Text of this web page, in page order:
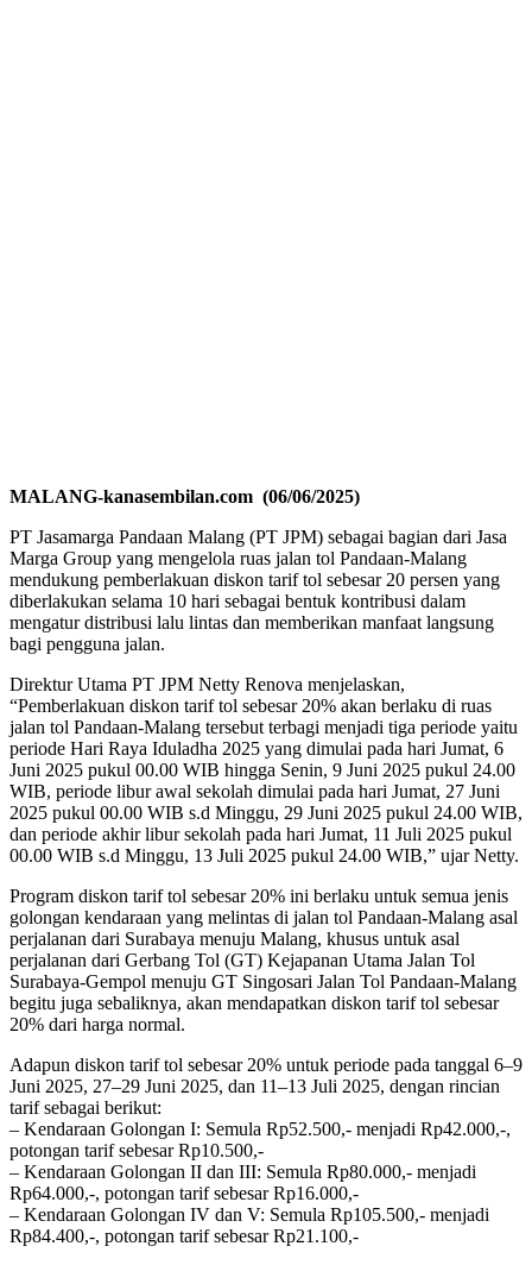
MALANG-kanasembilan.com (06/06/2025)
PT Jasamarga Pandaan Malang (PT JPM) sebagai bagian dari Jasa
Marga Group yang mengelola ruas jalan tol Pandaan-Malang
mendukung pemberlakuan diskon tarif tol sebesar 20 persen yang
diberlakukan selama 10 hari sebagai bentuk kontribusi dalam
mengatur distribusi lalu lintas dan memberikan manfaat langsung
bagi pengguna jalan.
Direktur Utama PT JPM Netty Renova menjelaskan,
“Pemberlakuan diskon tarif tol sebesar 20% akan berlaku di ruas
jalan tol Pandaan-Malang tersebut terbagi menjadi tiga periode yaitu
periode Hari Raya Iduladha 2025 yang dimulai pada hari Jumat, 6
Juni 2025 pukul 00.00 WIB hingga Senin, 9 Juni 2025 pukul 24.00
WIB, periode libur awal sekolah dimulai pada hari Jumat, 27 Juni
2025 pukul 00.00 WIB s.d Minggu, 29 Juni 2025 pukul 24.00 WIB,
dan periode akhir libur sekolah pada hari Jumat, 11 Juli 2025 pukul
00.00 WIB s.d Minggu, 13 Juli 2025 pukul 24.00 WIB,” ujar Netty.
Program diskon tarif tol sebesar 20% ini berlaku untuk semua jenis
golongan kendaraan yang melintas di jalan tol Pandaan-Malang asal
perjalanan dari Surabaya menuju Malang, khusus untuk asal
perjalanan dari Gerbang Tol (GT) Kejapanan Utama Jalan Tol
Surabaya-Gempol menuju GT Singosari Jalan Tol Pandaan-Malang
begitu juga sebaliknya, akan mendapatkan diskon tarif tol sebesar
20% dari harga normal.
Adapun diskon tarif tol sebesar 20% untuk periode pada tanggal 6–9
Juni 2025, 27–29 Juni 2025, dan 11–13 Juli 2025, dengan rincian
tarif sebagai berikut:
– Kendaraan Golongan I: Semula Rp52.500,- menjadi Rp42.000,-,
potongan tarif sebesar Rp10.500,-
– Kendaraan Golongan II dan III: Semula Rp80.000,- menjadi
Rp64.000,-, potongan tarif sebesar Rp16.000,-
– Kendaraan Golongan IV dan V: Semula Rp105.500,- menjadi
Rp84.400,-, potongan tarif sebesar Rp21.100,-